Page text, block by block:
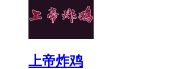
上帝炸鸡